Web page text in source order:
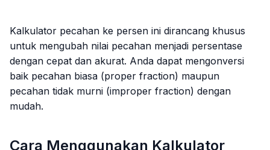
Kalkulator pecahan ke persen ini dirancang khusus
untuk mengubah nilai pecahan menjadi persentase
dengan cepat dan akurat. Anda dapat mengonversi
baik pecahan biasa (proper fraction) maupun
pecahan tidak murni (improper fraction) dengan
mudah.
Cara Menggunakan Kalkulator